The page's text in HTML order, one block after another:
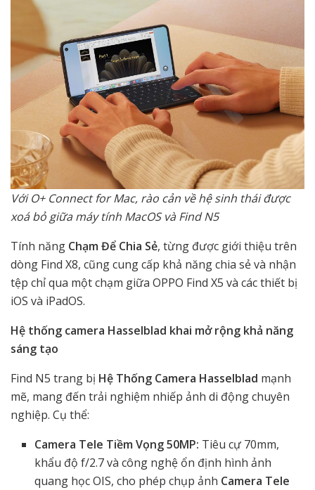
Với O+ Connect for Mac, rào cản về hệ sinh thái được
xoá bỏ giữa máy tính MacOS và Find N5
Tính năng Chạm Để Chia Sẻ, từng được giới thiệu trên
dòng Find X8, cũng cung cấp khả năng chia sẻ và nhận
tệp chỉ qua một chạm giữa OPPO Find X5 và các thiết bị
iOS và iPadOS.
Hệ thống camera Hasselblad khai mở rộng khả năng
sáng tạo
Find N5 trang bị Hệ Thống Camera Hasselblad mạnh
mẽ, mang đến trải nghiệm nhiếp ảnh di động chuyên
nghiệp. Cụ thể:
Camera Tele Tiềm Vọng 50MP: Tiêu cự 70mm,
khẩu độ f/2.7 và công nghệ ổn định hình ảnh
quang học OIS, cho phép chụp ảnh Camera Tele